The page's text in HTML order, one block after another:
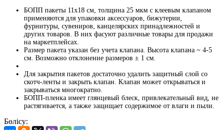
БОПП пакеты 11x18 см, толщина 25 мкм с клеевым клапаном
применяются для упаковки аксессуаров, бижутерии,
фурнитуры, сувениров, канцелярских принадлежностей и
других товаров. В них фасуют различные товары для продажи
на маркетплейсах.
Размер пакета указан без учета клапана. Высота клапана ~ 4-5
см. Возможно отклонение размеров ± 1 см.
Для закрытия пакетов достаточно удалить защитный слой со
скотч-ленты и закрыть клапан. Клапан может открываться и
закрываться многократно.
БОПП-пленка имеет глянцевый блеск, привлекательный вид, не
растягивается, а также защищает содержимое от влаги и пыли.
Бөлісу: